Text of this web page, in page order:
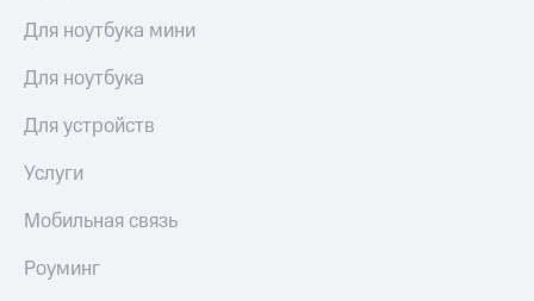
Для ноутбука мини
Для ноутбука
Для устройств
Услуги
Мобильная связь
Роуминг